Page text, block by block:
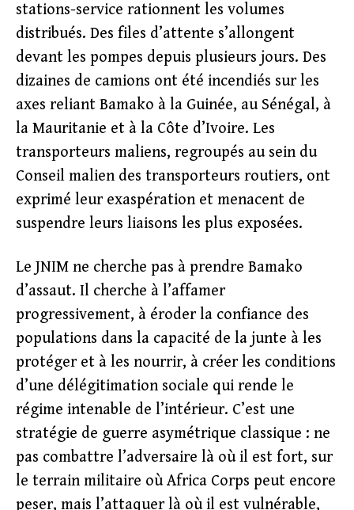
stations-service rationnent les volumes
distribués. Des files d’attente s’allongent
devant les pompes depuis plusieurs jours. Des
dizaines de camions ont été incendiés sur les
axes reliant Bamako à la Guinée, au Sénégal, à
la Mauritanie et à la Côte d’Ivoire. Les
transporteurs maliens, regroupés au sein du
Conseil malien des transporteurs routiers, ont
exprimé leur exaspération et menacent de
suspendre leurs liaisons les plus exposées.
Le JNIM ne cherche pas à prendre Bamako
d’assaut. Il cherche à l’affamer
progressivement, à éroder la confiance des
populations dans la capacité de la junte à les
protéger et à les nourrir, à créer les conditions
d’une délégitimation sociale qui rende le
régime intenable de l’intérieur. C’est une
stratégie de guerre asymétrique classique : ne
pas combattre l’adversaire là où il est fort, sur
le terrain militaire où Africa Corps peut encore
peser, mais l’attaquer là où il est vulnérable,